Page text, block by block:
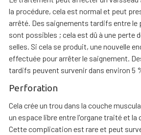
la procédure, cela est normal et peut
arrêté. Des saignements tardifs entre le
sont possibles ; cela est dû à une perte
selles. Si cela se produit, une nouvelle
effectuée pour arrêter le saignement.
tardifs peuvent survenir dans environ 5
Perforation
Cela crée un trou dans la couche
un espace libre entre l'organe traité et la
Cette complication est rare et peut